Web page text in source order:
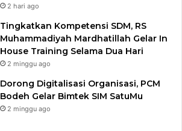
2 hari ago
Tingkatkan Kompetensi SDM, RS
Muhammadiyah Mardhatillah Gelar In
House Training Selama Dua Hari
2 minggu ago
Dorong Digitalisasi Organisasi, PCM
Bodeh Gelar Bimtek SIM SatuMu​
2 minggu ago